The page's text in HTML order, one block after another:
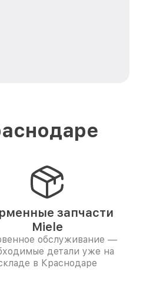
запчасти
Miele
обслуживание —
детали уже на
в Краснодаре